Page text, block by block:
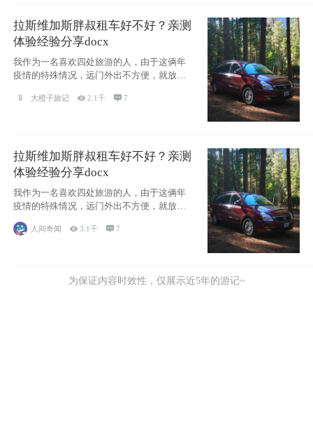
拉斯维加斯胖叔租车好不好？亲测
体验经验分享docx
我作为一名喜欢四处旅游的人，由于这俩年
疫情的特殊情况，远门外出不方便，就放弃
大橙子旅记 2.1千 7
拉斯维加斯胖叔租车好不好？亲测
体验经验分享docx
我作为一名喜欢四处旅游的人，由于这俩年
疫情的特殊情况，远门外出不方便，就放弃
了去美国
人间奇闻 3.1千 7
为保证内容时效性，仅展示近5年的游记~